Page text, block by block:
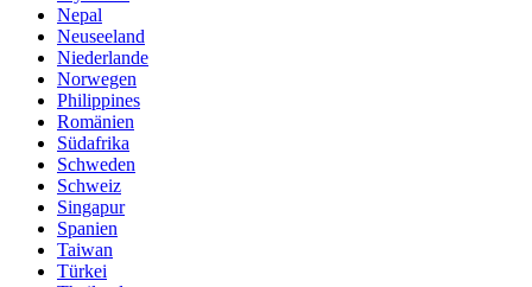
Nepal
Neuseeland
Niederlande
Norwegen
Philippines
Romänien
Südafrika
Schweden
Schweiz
Singapur
Spanien
Taiwan
Türkei